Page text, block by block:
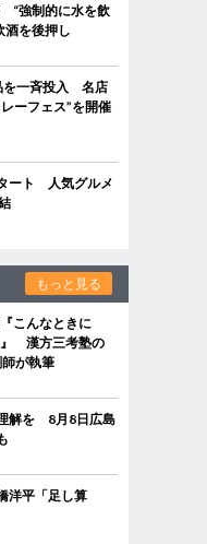
“強制的に水を飲
酒を後押し
を一斉投入 名店
ーフェス”を開催
ート 人気グルメ
もっと見る
こんなときに
』 漢方三考塾の
が執筆
解を 8月8日広島
洋平「足し算